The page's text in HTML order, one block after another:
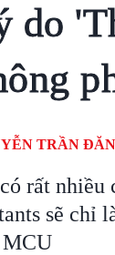
do
TRẦN
rất nhiều
sẽ chỉ